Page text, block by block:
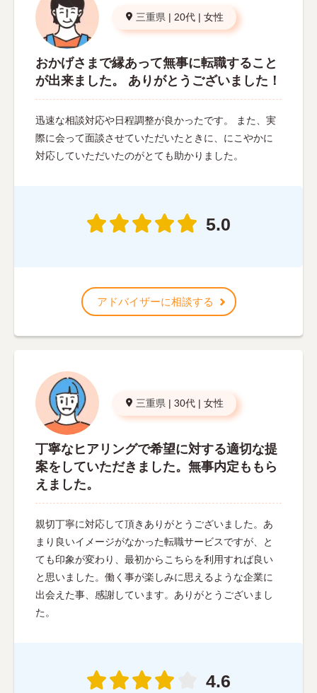
三重県 | 20代 | 女性
おかげさまで縁あって無事に転職すること
が出来ました。 ありがとうございました！
迅速な相談対応や日程調整が良かったです。 また、実
際に会って面談させていただいたときに、にこやかに
対応していただいたのがとても助かりました。
5.0
アドバイザーに相談する
三重県 | 30代 | 女性
丁寧なヒアリングで希望に対する適切な提
案をしていただきました。無事内定ももら
えました。
親切丁寧に対応して頂きありがとうございました。あ
まり良いイメージがなかった転職サービスですが、と
ても印象が変わり、最初からこちらを利用すれば良い
と思いました。働く事が楽しみに思えるような企業に
出会えた事、感謝しています。ありがとうございまし
た。
4.6